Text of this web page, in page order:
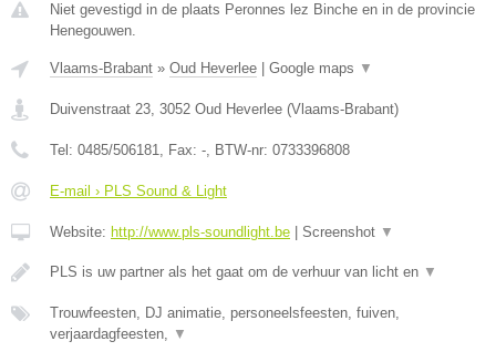
Niet gevestigd in de plaats Peronnes lez Binche en in de provincie
Henegouwen.
Vlaams-Brabant » Oud Heverlee Google maps ▼
Duivenstraat 23, 3052 Oud Heverlee (Vlaams-Brabant)
Tel: 0485/506181, Fax: -, BTW-nr: 0733396808
E-mail › PLS Sound & Light
Website: http://www.pls-soundlight.be Screenshot ▼
PLS is uw partner als het gaat om de verhuur van licht en ▼
Trouwfeesten, DJ animatie, personeelsfeesten, fuiven,
verjaardagfeesten, ▼